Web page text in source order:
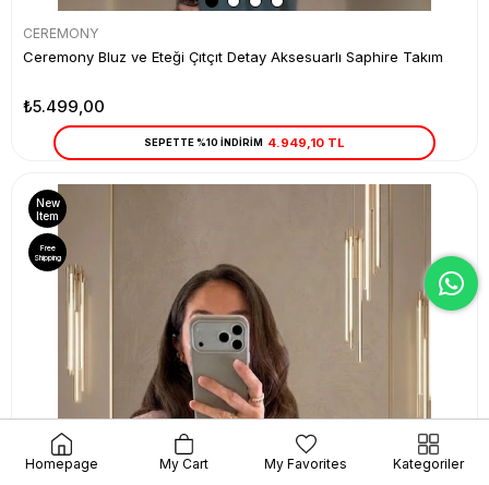
CEREMONY
Ceremony Bluz ve Eteği Çıtçıt Detay Aksesuarlı Saphire Takım
₺5.499,00
SEPETTE %10 İNDİRİM 4.949,10 TL
New
Item
Free
Shipping
Homepage My Cart My Favorites Kategoriler